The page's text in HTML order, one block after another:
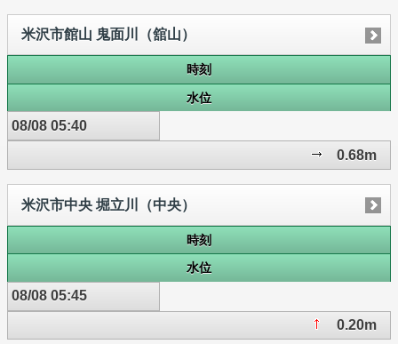
米沢市館山 鬼面川（舘山）
時刻
水位
08/08 05:40
0.68m
米沢市中央 堀立川（中央）
時刻
水位
08/08 05:45
0.20m